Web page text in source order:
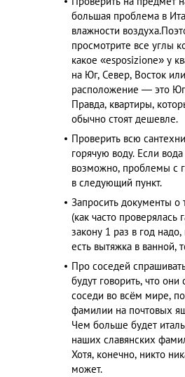
большая проблема в
влажности
просмотрите все углы
какое «esposizione» у
на Юг, Север, Восток
расположение — это
Правда, квартиры,
обычно стоят дешевле.
Проверить всю
горячую воду. Если
возможно, проблемы с
в следующий пункт.
Запросить документы о
(как часто
закону 1 раз в год
есть вытяжка в ванной,
Про соседей
будут говорить, что
соседи во всём мире,
фамилии на почтовых
Чем больше будет
наших славянских
Хотя, конечно, никто
может.